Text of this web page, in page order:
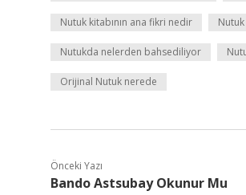
Nutuk kitabının ana fikri nedir
Nutukda nelerden bahsediliyor
Orijinal Nutuk nerede
Önceki Yazı
Bando Astsubay Okunur Mu